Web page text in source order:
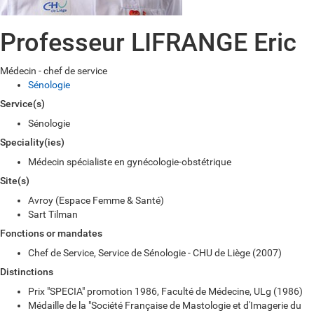
Professeur LIFRANGE Eric
Médecin - chef de service
Sénologie
Service(s)
Sénologie
Speciality(ies)
Médecin spécialiste en gynécologie-obstétrique
Site(s)
Avroy (Espace Femme & Santé)
Sart Tilman
Fonctions or mandates
Chef de Service, Service de Sénologie - CHU de Liège (2007)
Distinctions
Prix "SPECIA" promotion 1986, Faculté de Médecine, ULg (1986)
Médaille de la "Société Française de Mastologie et d'Imagerie du